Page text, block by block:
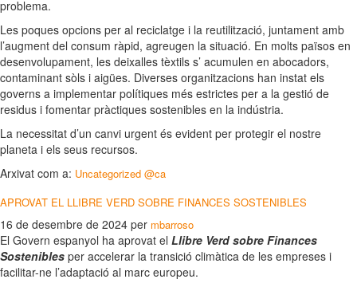
problema.
Les poques opcions per al reciclatge i la reutilització, juntament amb
l’augment del consum ràpid, agreugen la situació. En molts països en
desenvolupament, les deixalles tèxtils s’ acumulen en abocadors,
contaminant sòls i aigües. Diverses organitzacions han instat els
governs a implementar polítiques més estrictes per a la gestió de
residus i fomentar pràctiques sostenibles en la indústria.
La necessitat d’un canvi urgent és evident per protegir el nostre
planeta i els seus recursos.
Arxivat com a: Uncategorized @ca
APROVAT EL LLIBRE VERD SOBRE FINANCES SOSTENIBLES
16 de desembre de 2024 per mbarroso
El Govern espanyol ha aprovat el Llibre Verd sobre Finances
Sostenibles per accelerar la transició climàtica de les empreses i
facilitar-ne l’adaptació al marc europeu.